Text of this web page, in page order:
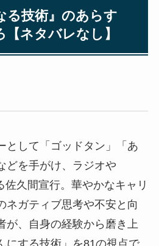
る技術』のあらす
【ネタバレなし】
として「ゴッドタン」「あ
どを手がけ、ラジオや
佐久間宣行。華やかなキャリ
ネガティブ思考や不安と向
が、自身の経験から磨き上
にする技術」を81の視点で